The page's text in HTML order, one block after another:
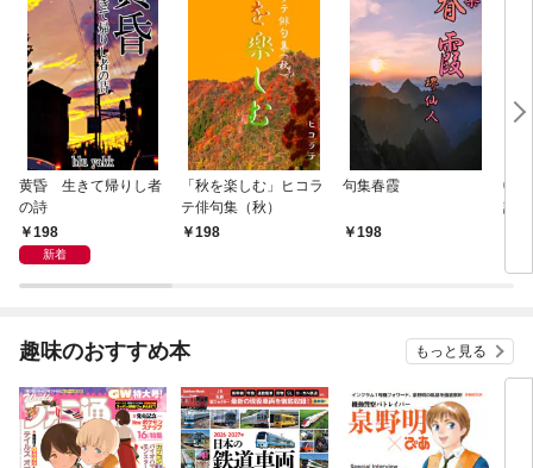
黄昏 生きて帰りし者
の詩
198
新着
「秋を楽しむ」ヒコラ
テ俳句集（秋）
198
句集春霞
198
0歳
記
趣味のおすすめ本 もっと見る